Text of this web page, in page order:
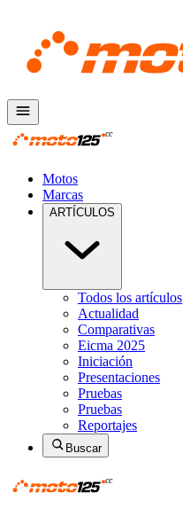
Motos
Marcas
ARTÍCULOS
Todos los artículos
Actualidad
Comparativas
Eicma 2025
Iniciación
Presentaciones
Pruebas
Pruebas
Reportajes
Buscar